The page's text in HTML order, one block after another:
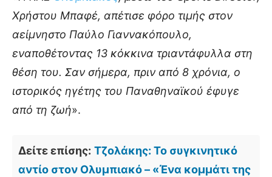
Χρήστου Μπαφέ, απέτισε φόρο τιμής στον
αείμνηστο Παύλο Γιαννακόπουλο,
εναποθέτοντας 13 κόκκινα τριαντάφυλλα στη
θέση του. Σαν σήμερα, πριν από 8 χρόνια, ο
ιστορικός ηγέτης του Παναθηναϊκού έφυγε
από τη ζωή».
Δείτε επίσης: Τζολάκης: Το συγκινητικό
αντίο στον Ολυμπιακό – «Ένα κομμάτι της